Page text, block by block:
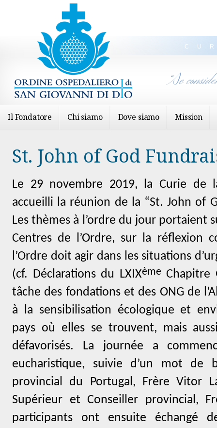
Il Fondatore Chi siamo Dove siamo Mission
“Se
St. John of God
Le 29 novembre 2019, la Curie de
accueilli la réunion de la “St. John of
Les thèmes à l’ordre du jour portaient
Centres de l’Ordre, sur la réflexion
l’Ordre doit agir dans les situations
(cf. Déclarations du LXIXèmeChapitre
tâche des fondations et des ONG de
à la sensibilisation écologique et
pays où elles se trouvent, mais
défavorisés. La journée a
eucharistique, suivie d’un mot de
provincial du Portugal, Frère Vitor
Supérieur et Conseiller provincial,
participants ont ensuite échangé